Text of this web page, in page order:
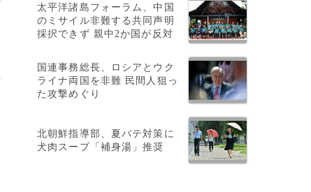
太平洋諸島フォーラム、中国
のミサイル非難する共同声明
採択できず 親中2か国が反対
国連事務総長、ロシアとウク
ライナ両国を非難 民間人狙っ
た攻撃めぐり
北朝鮮指導部、夏バテ対策に
犬肉スープ「補身湯」推奨